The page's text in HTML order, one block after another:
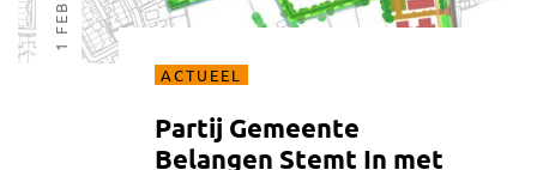
ACTUEEL
Partij Gemeente
Belangen Stemt In met